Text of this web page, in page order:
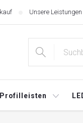
Unsere Leistungen